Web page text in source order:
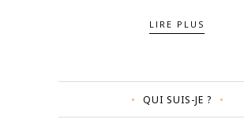
LIRE PLUS
QUI SUIS-JE ?